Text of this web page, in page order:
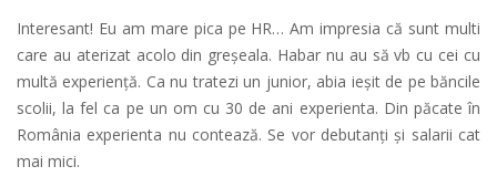
Interesant! Eu am mare pica pe HR… Am impresia că sunt multi
care au aterizat acolo din greșeala. Habar nu au să vb cu cei cu
multă experiență. Ca nu tratezi un junior, abia ieșit de pe băncile
scolii, la fel ca pe un om cu 30 de ani experienta. Din păcate în
România experienta nu contează. Se vor debutanți și salarii cat
mai mici.